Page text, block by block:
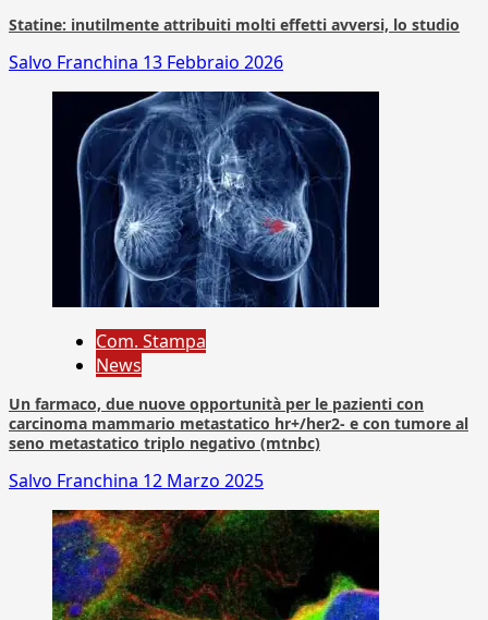
Statine: inutilmente attribuiti molti effetti avversi, lo studio
Salvo Franchina 13 Febbraio 2026
Com. Stampa
News
Un farmaco, due nuove opportunità per le pazienti con
carcinoma mammario metastatico hr+/her2- e con tumore al
seno metastatico triplo negativo (mtnbc)
Salvo Franchina 12 Marzo 2025